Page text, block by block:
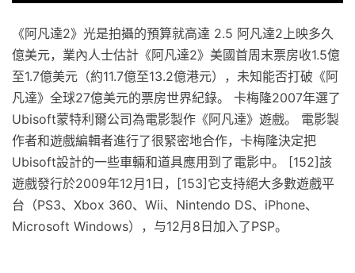
《阿凡達2》光是拍攝的預算就高達 2.5 阿凡達2上映多久
億美元，業內人士估計《阿凡達2》美國首周末票房收1.5億
至1.7億美元（約11.7億至13.2億港元），未知能否打破《阿
凡達》全球27億美元的票房世界紀錄。 卡梅隆2007年選了
Ubisoft蒙特利爾公司為電影製作《阿凡達》遊戲。 電影製
作者和遊戲編輯者進行了很緊密地合作，卡梅隆決定把
Ubisoft設計的一些車輛和道具應用到了電影中。 [152]該
遊戲發行於2009年12月1日，[153]它支持絕大多數遊戲平
台（PS3、Xbox 360、Wii、Nintendo DS、iPhone、
Microsoft Windows），与12月8日加入了PSP。